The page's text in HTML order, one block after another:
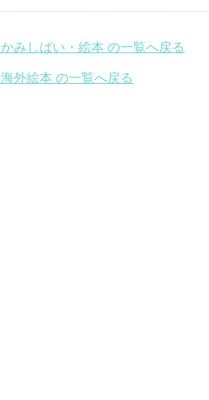
かみしばい・絵本 の一覧へ戻る
海外絵本 の一覧へ戻る